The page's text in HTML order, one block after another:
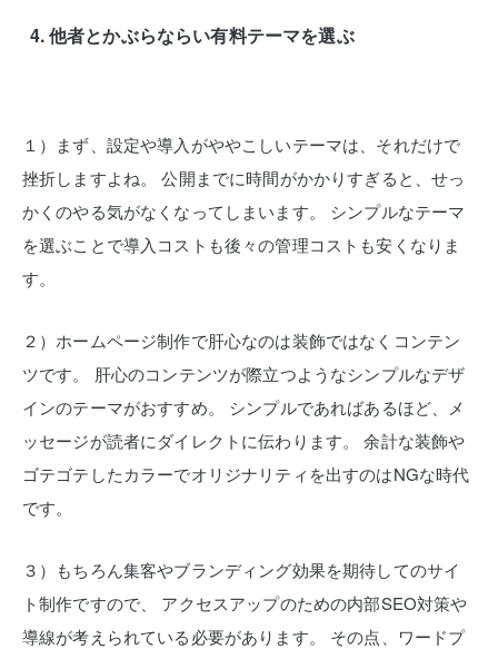
他者とかぶらならい有料テーマを選ぶ
１）まず、設定や導入がややこしいテーマは、それだけで
挫折しますよね。
公開までに時間がかかりすぎると、せっ
かくのやる気がなくなってしまいます。
シンプルなテーマ
を選ぶことで導入コストも後々の管理コストも安くなりま
す。
２）ホームページ制作で肝心なのは装飾ではなくコンテン
ツです。
肝心のコンテンツが際立つようなシンプルなデザ
インのテーマがおすすめ。
シンプルであればあるほど、メ
ッセージが読者にダイレクトに伝わります。
余計な装飾や
ゴテゴテしたカラーでオリジナリティを出すのはNGな時代
です。
３）もちろん集客やブランディング効果を期待してのサイ
ト制作ですので、
アクセスアップのための内部SEO対策や
導線が考えられている必要があります。
その点、ワードプ